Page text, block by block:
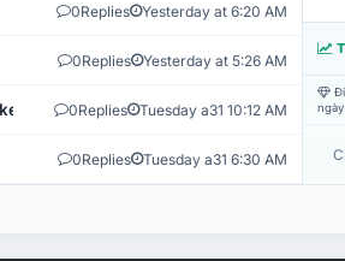
0Replies Yesterday at 6:20 AM
0Replies Yesterday at 5:26 AM
0Replies Tuesday a31 10:12 AM
0Replies Tuesday a31 6:30 AM